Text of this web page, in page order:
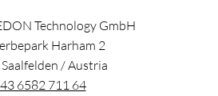
Technology GmbH
Harham 2
Saalfelden /Austria
6582 711 64